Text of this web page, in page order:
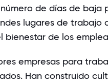
de días de baja
lugares de trabajo
bienestar de los
empresas para
Han construido